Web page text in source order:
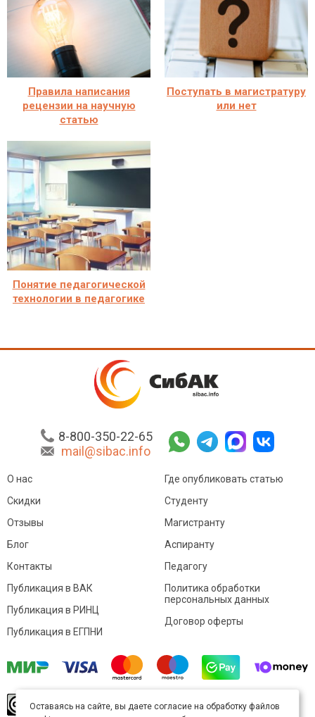
Правила написания
рецензии на научную
статью
Поступать в магистратуру
или нет
Понятие педагогической
технологии в педагогике
8-800-350-22-65
mail@sibac.info
О нас
Скидки
Отзывы
Блог
Контакты
Где опубликовать статью
Студенту
Магистранту
Аспиранту
Педагогу
Публикация в ВАК
Публикация в РИНЦ
Публикация в ЕГПНИ
Политика обработки
персональных данных
Договор оферты
произведение доступно полицензии Creative
Оставаясь на сайте, вы даете согласие на обработку файлов